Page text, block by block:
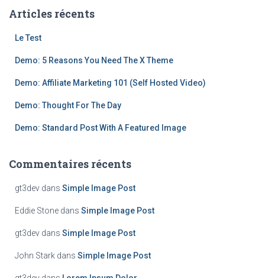
rArticles récents
Le Test
Demo: 5 Reasons You Need The X Theme
Demo: Affiliate Marketing 101 (Self Hosted Video)
Demo: Thought For The Day
Demo: Standard Post With A Featured Image
Commentaires récents
gt3dev dans Simple Image Post
Eddie Stone dans Simple Image Post
gt3dev dans Simple Image Post
John Stark dans Simple Image Post